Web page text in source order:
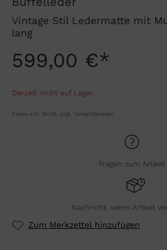
Vintage Stil Ledermatte mit
lang
599,00 €*
Derzeit nicht auf Lager.
Preise inkl. MwSt. zzgl. Versandkosten
Fragen zum Artikel
Nachricht, wenn Artikel
Zum Merkzettel hinzufügen